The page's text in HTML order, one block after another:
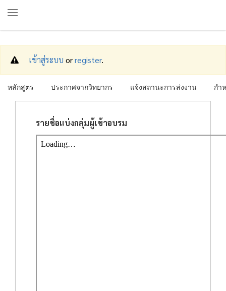
เข้าสู่ระบบ orregister.
หลักสูตร ประกาศจากวิทยากร แจ้งสถานะการส่งงาน กำ
รายชื่อแบ่งกลุ่มผู้เข้าอบรม